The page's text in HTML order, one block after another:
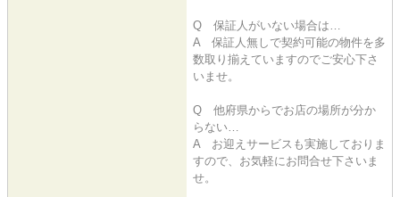
Q 保証人がいない場合は…
A 保証人無しで契約可能の物件を多
数取り揃えていますのでご安心下さ
いませ。
Q 他府県からでお店の場所が分か
らない…
A お迎えサービスも実施しておりま
すので、お気軽にお問合せ下さいま
せ。